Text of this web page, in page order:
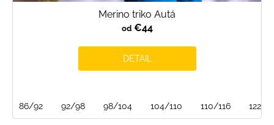
Merino triko Autá
od€44
DETAIL
86/92 92/98 98/104 104/110 110/116 122/